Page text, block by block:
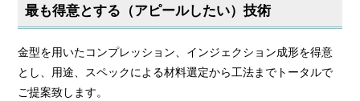
最も得意とする（アピールしたい）技術
金型を用いたコンプレッション、インジェクション成形を得意
とし、用途、スペックによる材料選定から工法までトータルで
ご提案致します。